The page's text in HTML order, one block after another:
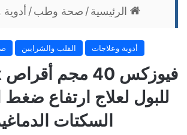
الرئيسية / صحة وطب /
أدوية وعلاجات القلب والشرايين
للبول لعلاج ارتفاع ضغط
السكتات